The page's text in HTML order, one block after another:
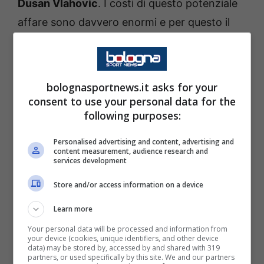
Dusan Vlahovic. I costi di questo potenziale
affare sono davvero enormi e per questo il
Rasmus Hojlunddel
valutazioni che si stanno facendo sono
approfondite. Ed attenzione a questo nome
è considerato il nuovoBierhoff.
Il Milan guarda in Germania per
il bomber: nome a sorpresa per
Allegri?
bolognasportnews.it asks for your
consent to use your personal data for the
following purposes:
Personalised advertising and content, advertising and
content measurement, audience research and
services development
Store and/or access information on a device
Learn more
Your personal data will be processed and information from
your device (cookies, unique identifiers, and other device
data) may be stored by, accessed by and shared with 319
partners, or used specifically by this site. We and our partners